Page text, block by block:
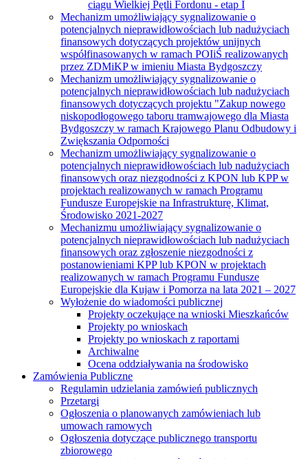
ciągu Wielkiej Pętli Fordonu - etap I
Mechanizm umożliwiający sygnalizowanie o
potencjalnych nieprawidłowościach lub nadużyciach
finansowych dotyczących projektów unijnych
współfinasowanych w ramach POIiŚ realizowanych
przez ZDMiKP w imieniu Miasta Bydgoszczy
Mechanizm umożliwiający sygnalizowanie o
potencjalnych nieprawidłowościach lub nadużyciach
finansowych dotyczących projektu "Zakup nowego
niskopodłogowego taboru tramwajowego dla Miasta
Bydgoszczy w ramach Krajowego Planu Odbudowy i
Zwiększania Odporności
Mechanizm umożliwiający sygnalizowanie o
potencjalnych nieprawidłowościach lub nadużyciach
finansowych oraz niezgodności z KPON lub KPP w
projektach realizowanych w ramach Programu
Fundusze Europejskie na Infrastrukturę, Klimat,
Środowisko 2021-2027
Mechanizmu umożliwiający sygnalizowanie o
potencjalnych nieprawidłowościach lub nadużyciach
finansowych oraz zgłoszenie niezgodności z
postanowieniami KPP lub KPON w projektach
realizowanych w ramach Programu Fundusze
Europejskie dla Kujaw i Pomorza na lata 2021 – 2027
Wyłożenie do wiadomości publicznej
Projekty oczekujące na wnioski Mieszkańców
Projekty po wnioskach
Projekty po wnioskach z raportami
Archiwalne
Ocena oddziaływania na środowisko
Zamówienia Publiczne
Regulamin udzielania zamówień publicznych
Przetargi
Ogłoszenia o planowanych zamówieniach lub
umowach ramowych
Ogłoszenia dotyczące publicznego transportu
zbiorowego